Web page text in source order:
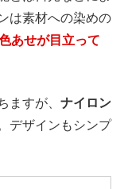
は素材への染めの
あせが目立って
ますが、 ナイロン
デザインもシンプ